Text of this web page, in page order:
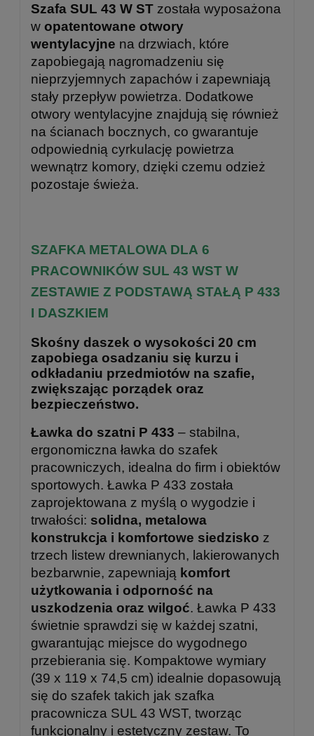
Szafa SUL 43 W ST została wyposażona
w opatentowane otwory
wentylacyjne na drzwiach, które
zapobiegają nagromadzeniu się
nieprzyjemnych zapachów i zapewniają
stały przepływ powietrza. Dodatkowe
otwory wentylacyjne znajdują się również
na ścianach bocznych, co gwarantuje
odpowiednią cyrkulację powietrza
wewnątrz komory, dzięki czemu odzież
pozostaje świeża.
SZAFKA METALOWA DLA 6
PRACOWNIKÓW SUL 43 WST W
ZESTAWIE Z PODSTAWĄ STAŁĄ P 433
I DASZKIEM
Skośny daszek o wysokości 20 cm
zapobiega osadzaniu się kurzu i
odkładaniu przedmiotów na szafie,
zwiększając porządek oraz
bezpieczeństwo.
Ławka do szatni P 433 – stabilna,
ergonomiczna ławka do szafek
pracowniczych, idealna do firm i obiektów
sportowych. Ławka P 433 została
zaprojektowana z myślą o wygodzie i
trwałości: solidna, metalowa
konstrukcja i komfortowe siedzisko z
trzech listew drewnianych, lakierowanych
bezbarwnie, zapewniają komfort
użytkowania i odporność na
uszkodzenia oraz wilgoć. Ławka P 433
świetnie sprawdzi się w każdej szatni,
gwarantując miejsce do wygodnego
przebierania się. Kompaktowe wymiary
(39 x 119 x 74,5 cm) idealnie dopasowują
się do szafek takich jak szafka
pracownicza SUL 43 WST, tworząc
funkcjonalny i estetyczny zestaw. To